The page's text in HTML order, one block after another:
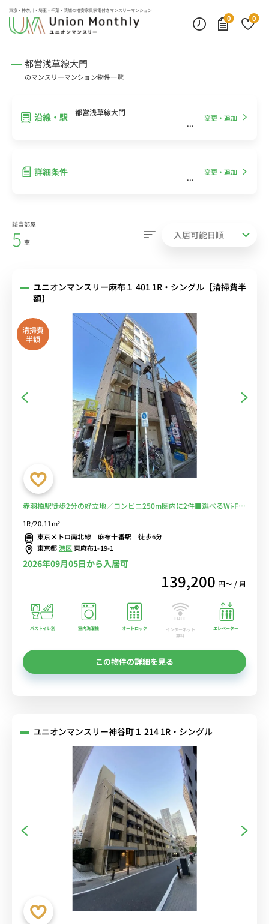
東京・神奈川・埼玉・千葉・茨城の格安家具家電付きマンスリーマンション
0
0
都営浅草線大門
のマンスリーマンション物件一覧
沿線・駅 都営浅草線大門
変更・追加
詳細条件 変更・追加
該当部屋
5 室
ユニオンマンスリー麻布１ 401 1R・シングル【清掃費半
額】
清掃費
半額
赤羽橋駅徒歩2分の好立地／コンビニ250m圏内に2件■選べるWi-Fi
1R/20.11m²
東京メトロ南北線 麻布十番駅 徒歩6分
東京都港区東麻布1-19-1
2026年09月05日から入居可
139,200 円〜 / 月
バストイレ別 室内洗濯機 オートロック
インターネット
無料
エレベーター
この物件の詳細を見る
ユニオンマンスリー神谷町１ 214 1R・シングル